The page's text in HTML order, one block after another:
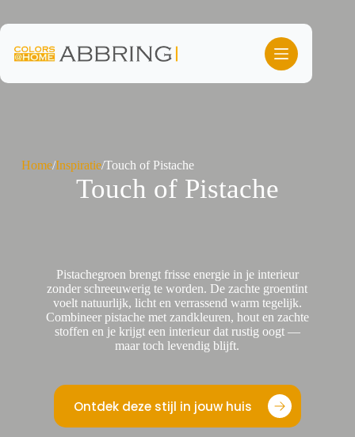
de
inhoud
Home/Inspiratie/Touch of Pistache
Touch of Pistache
Pistachegroen brengt frisse energie in je interieur
zonder schreeuwerig te worden. De zachte groentint
voelt natuurlijk, licht en verrassend warm tegelijk.
Combineer pistache met zandkleuren, hout en zachte
stoffen en je krijgt een interieur dat rustig oogt —
maar toch levendig blijft.
Ontdek deze stijl in jouw huis